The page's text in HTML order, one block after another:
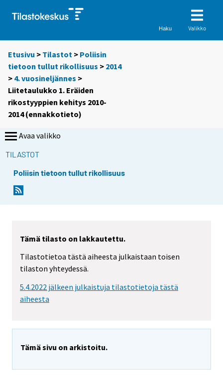
Haku Valikko
Etusivu > Tilastot > Poliisin
tietoon tullut rikollisuus > 2014
> 4. vuosineljännes >
Liitetaulukko 1. Eräiden
rikostyyppien kehitys 2010-
2014 (ennakkotieto)
Avaa valikko
TILASTOT
Poliisin tietoon tullut rikollisuus
Tämä tilasto on lakkautettu.
Tilastotietoa tästä aiheesta julkaistaan toisen
tilaston yhteydessä.
5.4.2022 jälkeen julkaistuja tilastotietoja tästä
aiheesta
Tämä sivu on arkistoitu.